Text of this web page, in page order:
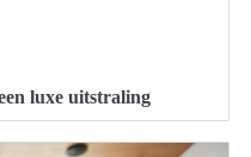
luxe uitstraling